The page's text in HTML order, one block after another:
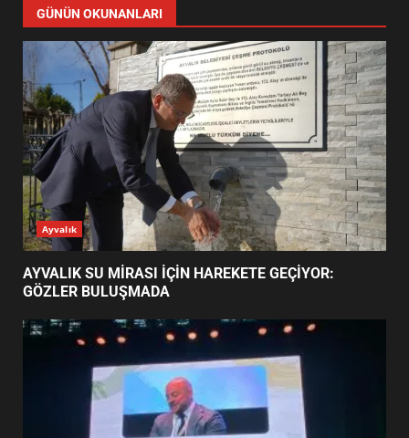
6
TURNUVASI KAYITLARI NEYİ
DEĞİŞTİRİYOR?
7
BURHANİYE BELEDİYESPOR’DA
YENİ YÖNETİM NASIL
ŞEKİLLENDİ?
1
AYVALIK SU MİRASI İÇİN
HAREKETE GEÇİYOR: GÖZLER
BULUŞMADA
ESA 2026’DA TÜRK BAHARATI
NEYİ TEMSİL ETTİ?
GÜNÜN OKUNANLARI
Ayvalık
AYVALIK SU MİRASI İÇİN HAREKETE GEÇİYOR:
GÖZLER BULUŞMADA